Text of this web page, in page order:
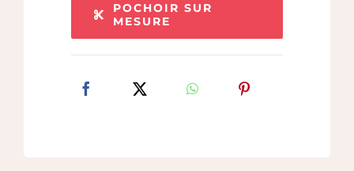
POCHOIR SUR
MESURE